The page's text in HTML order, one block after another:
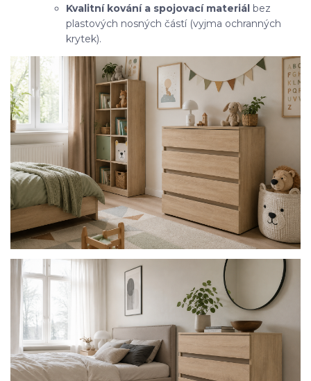
Kvalitní kování a spojovací materiál bez
plastových nosných částí (vyjma ochranných
krytek).